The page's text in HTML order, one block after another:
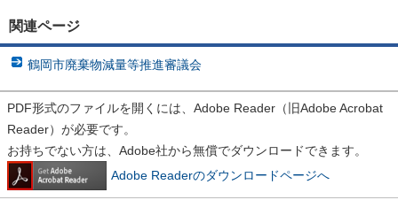
関連ページ
鶴岡市廃棄物減量等推進審議会
PDF形式のファイルを開くには、Adobe Reader（旧Adobe Acrobat
Reader）が必要です。
お持ちでない方は、Adobe社から無償でダウンロードできます。
Adobe Readerのダウンロードページへ